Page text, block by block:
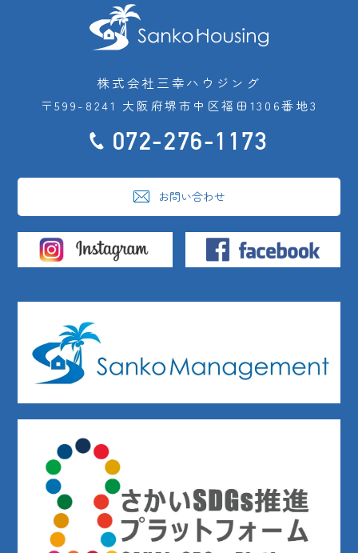
株式会社三幸ハウジング
〒599-8241 大阪府堺市中区福田1306番地3
072-276-1173
お問い合わせ